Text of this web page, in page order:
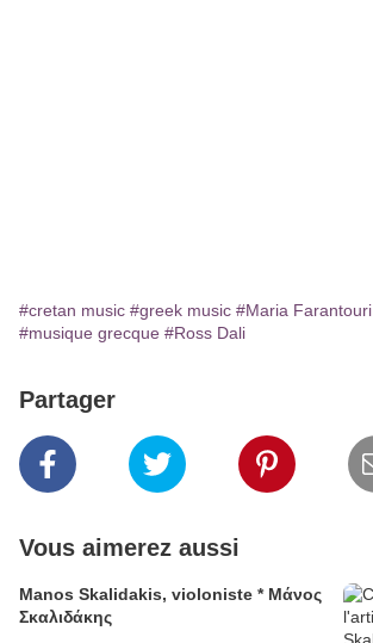
#cretan music #greek music #Maria Farantouri
#musique grecque #Ross Dali
Partager
Vous aimerez aussi
Manos Skalidakis, violoniste * Μάνος
Σκαλιδάκης